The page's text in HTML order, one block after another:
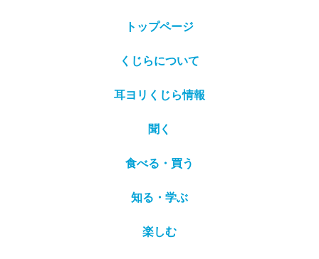
トップページ
くじらについて
耳ヨリくじら情報
聞く
食べる・買う
知る・学ぶ
楽しむ